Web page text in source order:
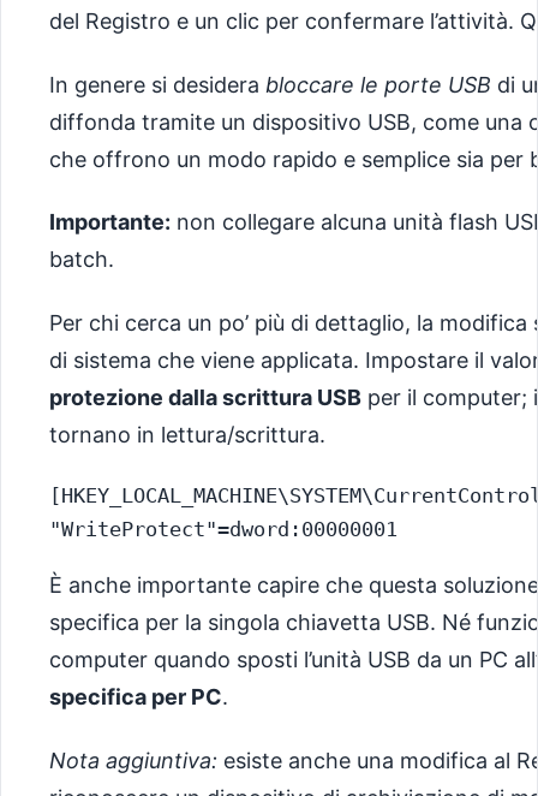
del Registro e un clic per confermare l’attività.
In genere si desidera bloccare le porte USB di
diffonda tramite un dispositivo USB, come una
che offrono un modo rapido e semplice sia per
Importante: non collegare alcuna unità flash
batch.
Per chi cerca un po’ più di dettaglio, la
di sistema che viene applicata. Impostare il
protezione dalla scrittura USB per il
tornano in lettura/scrittura.
È anche importante capire che questa
specifica per la singola chiavetta USB. Né
computer quando sposti l’unità USB da un PC
specifica per PC.
Nota aggiuntiva: esiste anche una modifica al